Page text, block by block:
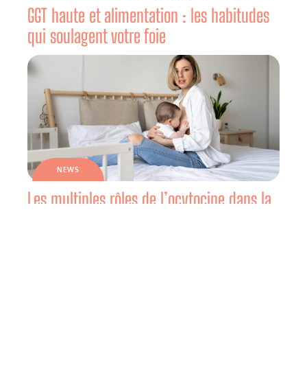
GGT haute et alimentation : les habitudes
qui soulagent votre foie
NEWS
Les multiples rôles de l’ocytocine dans la